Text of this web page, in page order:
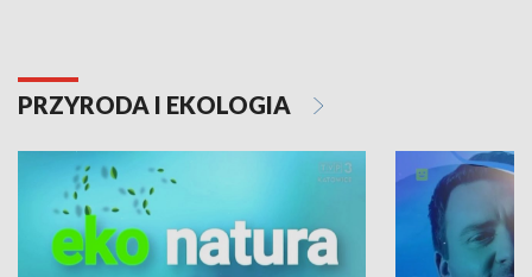
PRZYRODA I EKOLOGIA